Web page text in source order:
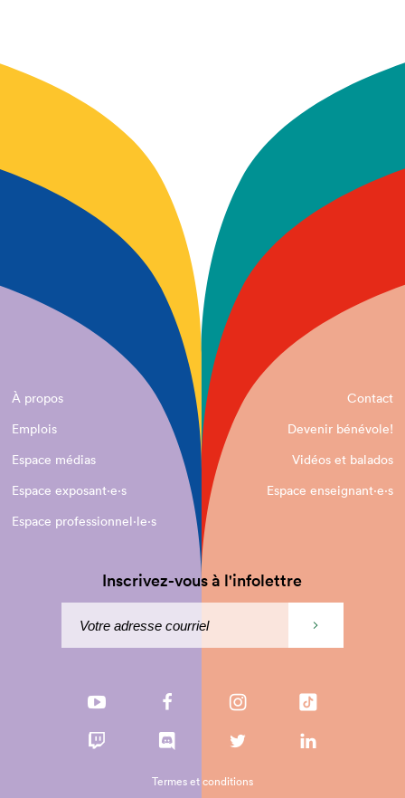
À propos
Contact
Emplois
Devenir bénévole!
Espace médias
Vidéos et balados
Espace exposant·e⋅s
Espace enseignant·e⋅s
Espace professionnel·le⋅s
Inscrivez-vous à l'infolettre
Termes et conditions